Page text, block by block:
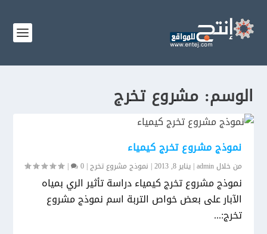
الوسم: مشروع تخرج
نموذج مشروع تخرج كيمياء
من خلالadmin
|يناير 8, 2013 | نموذج مشروع تخرج|
0
|
نموذج مشروع تخرج كيمياء دراسة تأثير الري بمياه
الآبار على بعض خواص التربة اسم نموذج مشروع
تخرج:...